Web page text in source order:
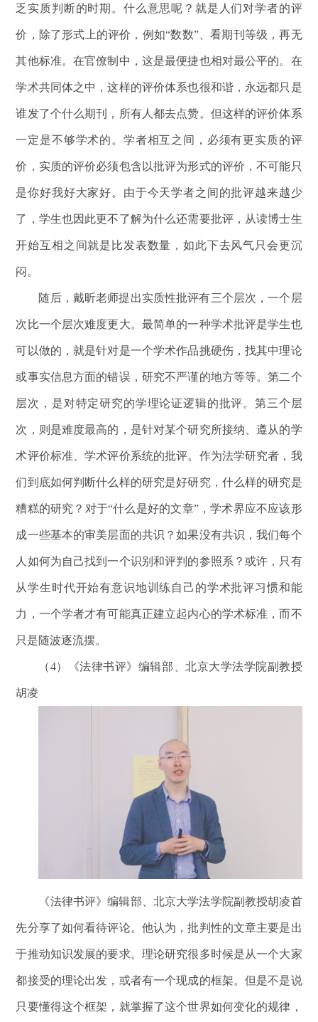
乏实质判断的时期。什么意思呢？就是人们对学者的评
价，除了形式上的评价，例如“数数”、看期刊等级，再无
其他标准。在官僚制中，这是最便捷也相对最公平的。在
学术共同体之中，这样的评价体系也很和谐，永远都只是
谁发了个什么期刊，所有人都去点赞。但这样的评价体系
一定是不够学术的。学者相互之间，必须有更实质的评
价，实质的评价必须包含以批评为形式的评价，不可能只
是你好我好大家好。由于今天学者之间的批评越来越少
了，学生也因此更不了解为什么还需要批评，从读博士生
开始互相之间就是比发表数量，如此下去风气只会更沉
闷。
随后，戴昕老师提出实质性批评有三个层次，一个层
次比一个层次难度更大。最简单的一种学术批评是学生也
可以做的，就是针对是一个学术作品挑硬伤，找其中理论
或事实信息方面的错误，研究不严谨的地方等等。第二个
层次，是对特定研究的学理论证逻辑的批评。第三个层
次，则是难度最高的，是针对某个研究所接纳、遵从的学
术评价标准、学术评价系统的批评。作为法学研究者，我
们到底如何判断什么样的研究是好研究，什么样的研究是
糟糕的研究？对于“什么是好的文章”，学术界应不应该形
成一些基本的审美层面的共识？如果没有共识，我们每个
人如何为自己找到一个识别和评判的参照系？或许，只有
从学生时代开始有意识地训练自己的学术批评习惯和能
力，一个学者才有可能真正建立起内心的学术标准，而不
只是随波逐流摆。
（4）《法律书评》编辑部、北京大学法学院副教授
胡凌
《法律书评》编辑部、北京大学法学院副教授胡凌首
先分享了如何看待评论。他认为，批判性的文章主要是出
于推动知识发展的要求。理论研究很多时候是从一个大家
都接受的理论出发，或者有一个现成的框架。但是不是说
只要懂得这个框架，就掌握了这个世界如何变化的规律，